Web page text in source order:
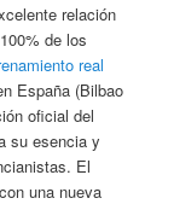
relación
de los
real
España (Bilbao
oficial del
su esencia y
El
una nueva